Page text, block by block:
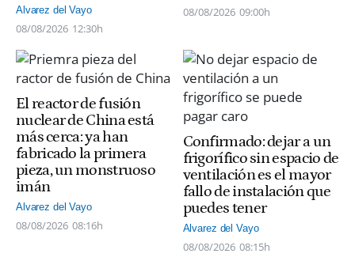
Alvarez del Vayo
08/08/2026 12:30h
08/08/2026 09:00h
El reactor de fusión
nuclear de China está
más cerca: ya han
fabricado la primera
pieza, un monstruoso
imán
Alvarez del Vayo
08/08/2026 08:16h
Confirmado: dejar a un
frigorífico sin espacio de
ventilación es el mayor
fallo de instalación que
puedes tener
Alvarez del Vayo
08/08/2026 08:15h